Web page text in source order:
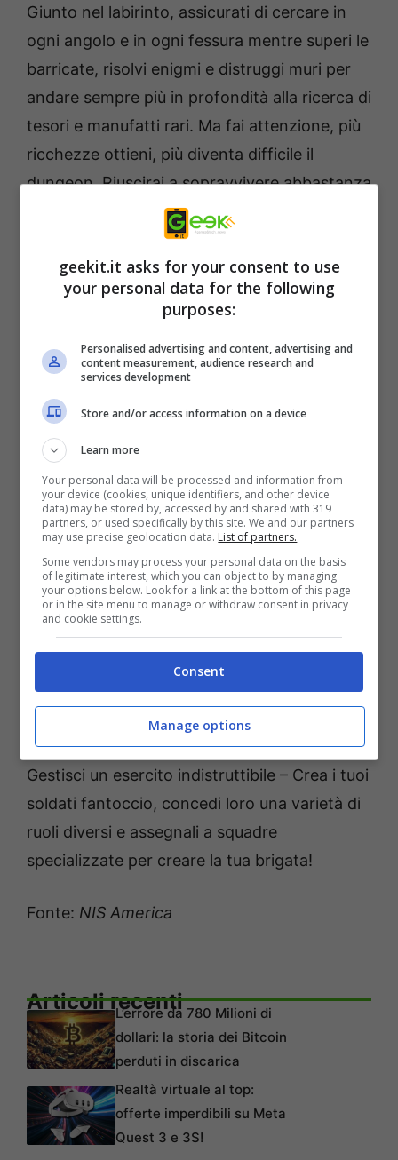
Giunto nel labirinto, assicurati di cercare in
ogni angolo e in ogni fessura mentre superi le
barricate, risolvi enigmi e distruggi muri per
andare sempre più in profondità alla ricerca di
tesori e manufatti rari. Ma fai attenzione, più
ricchezze ottieni, più diventa difficile il
dungeon. Riuscirai a sopravvivere abbastanza
a lungo da riportare indietro il tuo bottino?
Combatti contro mostri terrificanti dando
ordini alla tua brigata di burattini. Cambia la
loro formazione, usa abilità speciali o metti in
azione un attacco a tutto campo! Le battaglie
che affronti saranno impegnative, quindi il
tuo successo dipende dalla tua preparazione
e dalla tua strategia.
Caratteristiche Chiave:
Un enorme labirinto- Tuffati nel labirinto
pieno di miasmi mentre il Tractatus de
Monstrum e la tua brigata di soldati fantoccio
colpiscono mostri e svelano oscuri segreti.
Combattimenti ad Alta Intensità! – Strane
creature e trappole di ogni genere ti
tormenteranno lungo il tuo cammino mentre
vai più in profondità nel labirinto. Dai ordini al
tuo esercito e distruggi i tuoi nemici con
abilità speciali!
Gestisci un esercito indistruttibile – Crea i tuoi
soldati fantoccio, concedi loro una varietà di
ruoli diversi e assegnali a squadre
specializzate per creare la tua brigata!
Fonte: NIS America
Articoli recentiL’errore da 780 Milioni di
dollari: la storia dei Bitcoin
perduti in discarica
Realtà virtuale al top:
offerte imperdibili su Meta
Quest 3 e 3S!
geekit.it asks for your consent to use
your personal data for the following
purposes:
Personalised advertising and content, advertising and
content measurement, audience research and
services development
Store and/or access information on a device
Learn more
Your personal data will be processed and information from
your device (cookies, unique identifiers, and other device
data) may be stored by, accessed by and shared with 319
partners, or used specifically by this site. We and our partners
may use precise geolocation data. List of partners.
Some vendors may process your personal data on the basis
of legitimate interest, which you can object to by managing
your options below. Look for a link at the bottom of this page
or in the site menu to manage or withdraw consent in privacy
and cookie settings.
Consent
Manage options